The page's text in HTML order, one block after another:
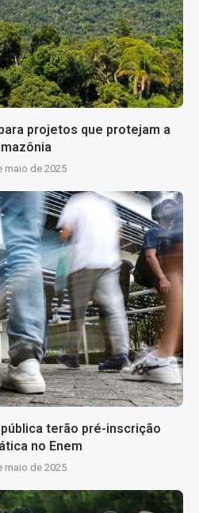
projetos que protejam a
maio de 2025
terão pré-inscrição
no Enem
maio de 2025